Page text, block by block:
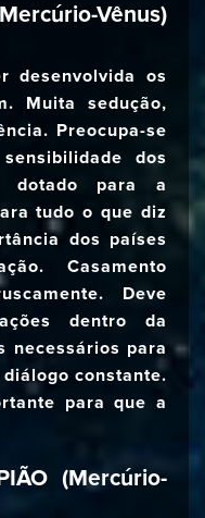
Vênus)
desenvolvida os
Muita sedução,
Preocupa-se
dos
dotado para a
tudo o que diz
dos países
Casamento
Deve
dentro da
necessários para
constante.
para que a
(Mercúrio-